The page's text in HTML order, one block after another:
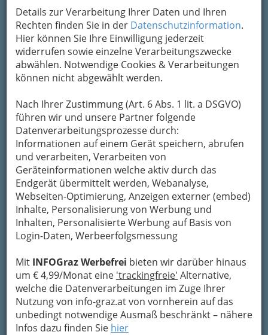
Details zur Verarbeitung Ihrer Daten und Ihren
Rechten finden Sie in der Datenschutzinformation.
Hier können Sie Ihre Einwilligung jederzeit
widerrufen sowie einzelne Verarbeitungszwecke
abwählen. Notwendige Cookies & Verarbeitungen
können nicht abgewählt werden.
Nach Ihrer Zustimmung (Art. 6 Abs. 1 lit. a DSGVO)
führen wir und unsere Partner folgende
Datenverarbeitungsprozesse durch:
Informationen auf einem Gerät speichern, abrufen
und verarbeiten, Verarbeiten von
Geräteinformationen welche aktiv durch das
Endgerät übermittelt werden, Webanalyse,
Webseiten-Optimierung, Anzeigen externer (embed)
Inhalte, Personalisierung von Werbung und
Inhalten, Personalisierte Werbung auf Basis von
Login-Daten, Werbeerfolgsmessung
Mit INFOGraz Werbefrei bieten wir darüber hinaus
um € 4,99/Monat eine 'trackingfreie' Alternative,
welche die Datenverarbeitungen im Zuge Ihrer
Nutzung von info-graz.at von vornherein auf das
unbedingt notwendige Ausmaß beschränkt – nähere
Infos dazu finden Sie hier
Kontaktaufnahme
Um die Info-Graz Firmenvor Spam-Mails zu
bewahren, verwenden wir an dieser Stelle zur
Übermittlung Ihrer Nachricht ein sicheres
Formular. Ihre Nachricht wird nach dem
Absenden umgehend per Mail an das
Unternehmen ART - X weitergeleitet.
Mein Name
Meine Email Adresse
Mein Betreff